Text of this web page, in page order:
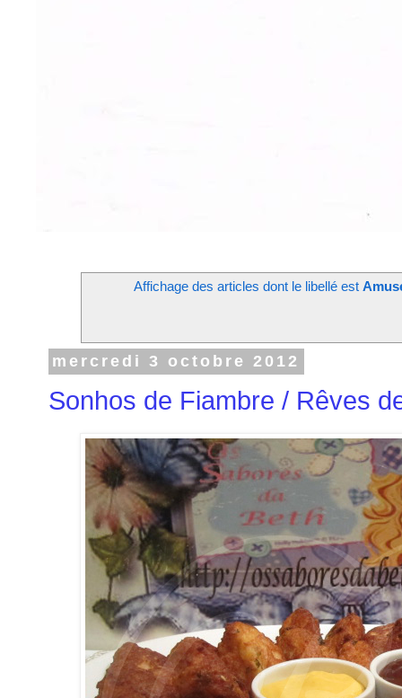
Affichage des articles dont le libellé est
mercredi 3 octobre 2012
Sonhos de Fiambre / Rêves